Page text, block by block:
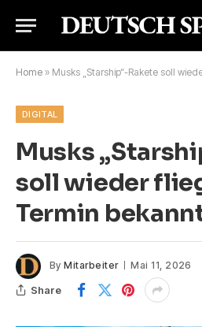
Home » Musks „Starship“-Rakete soll
DIGITAL
Musks
soll wieder
Termin
By Mitarbeiter Mai 11, 2026
Share